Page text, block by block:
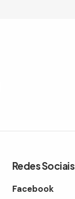
Redes Sociais
Facebook